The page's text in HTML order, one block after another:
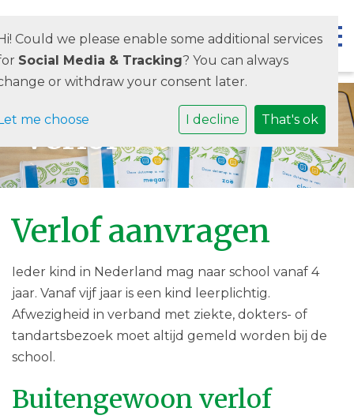
Verlof
Verlof aanvragen
Ieder kind in Nederland mag naar school vanaf 4
jaar. Vanaf vijf jaar is een kind leerplichtig.
Afwezigheid in verband met ziekte, dokters- of
tandartsbezoek moet altijd gemeld worden bij de
school.
Buitengewoon verlof
Could we please enable some additional services
Social Media & Tracking? You can always
or withdraw your consent later.
me choose I decline That's ok